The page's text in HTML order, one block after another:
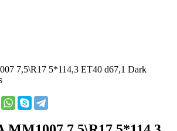
7,5\R17 5*114,3 ET40 d67,1 Dark